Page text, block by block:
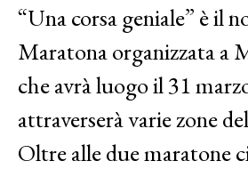
“Una corsa geniale” è il
Maratona organizzata a
che avrà luogo il 31
attraverserà varie zone
Oltre alle due maratone